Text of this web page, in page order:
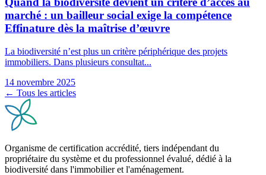
marché : un bailleur social exige la compétence
Effinature dès la maîtrise d’œuvre
La biodiversité n’est plus un critère périphérique des projets
immobiliers. Dans plusieurs consultat...
14 novembre 2025
← Tous les articles
Organisme de certification accrédité, tiers indépendant du
propriétaire du système et du professionnel évalué, dédié à la
biodiversité dans l'immobilier et l'aménagement.